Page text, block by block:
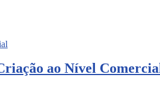
ao Nível